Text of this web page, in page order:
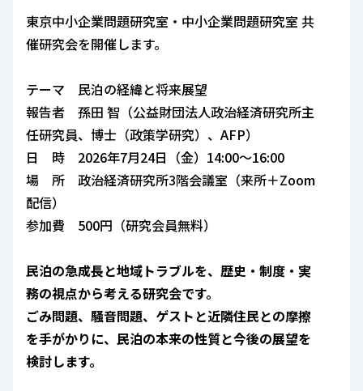
東京中小企業問題研究室・中小企業問題研究室 共
催研究会を開催します。
テーマ 民泊の経緯と将来展望
報告者 孫田 智（公益財団法人政治経済研究所主
任研究員、博士（政策学研究）、AFP）
日 時 2026年7月24日（金）14:00～16:00
場 所 政治経済研究所3階会議室（来所＋Zoom
配信）
参加費 500円（研究会員無料）
民泊の急成長と地域トラブルを、歴史・制度・実
務の視点から考える研究会です。
ごみ問題、騒音問題、ゲストと近隣住民との摩擦
を手がかりに、民泊の本来の性質と今後の展望を
検討します。